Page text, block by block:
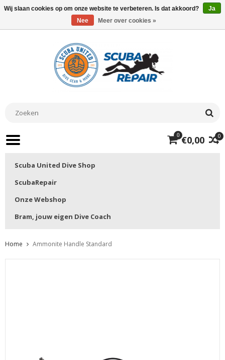
0
0 €0,00
Scuba United Dive Shop
ScubaRepair
Onze Webshop
Bram, jouw eigen Dive Coach
Home Ammonite Handle Standard
Wij slaan cookies op om onze website te verbeteren. Is dat akkoord?
Ja
Nee
Meer over cookies »